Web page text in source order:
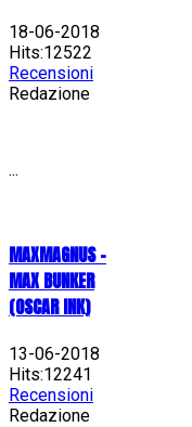
18-06-2018
Hits:12522
Recensioni
Redazione
...
MAXMAGNUS –
MAX BUNKER
(OSCAR INK)
13-06-2018
Hits:12241
Recensioni
Redazione